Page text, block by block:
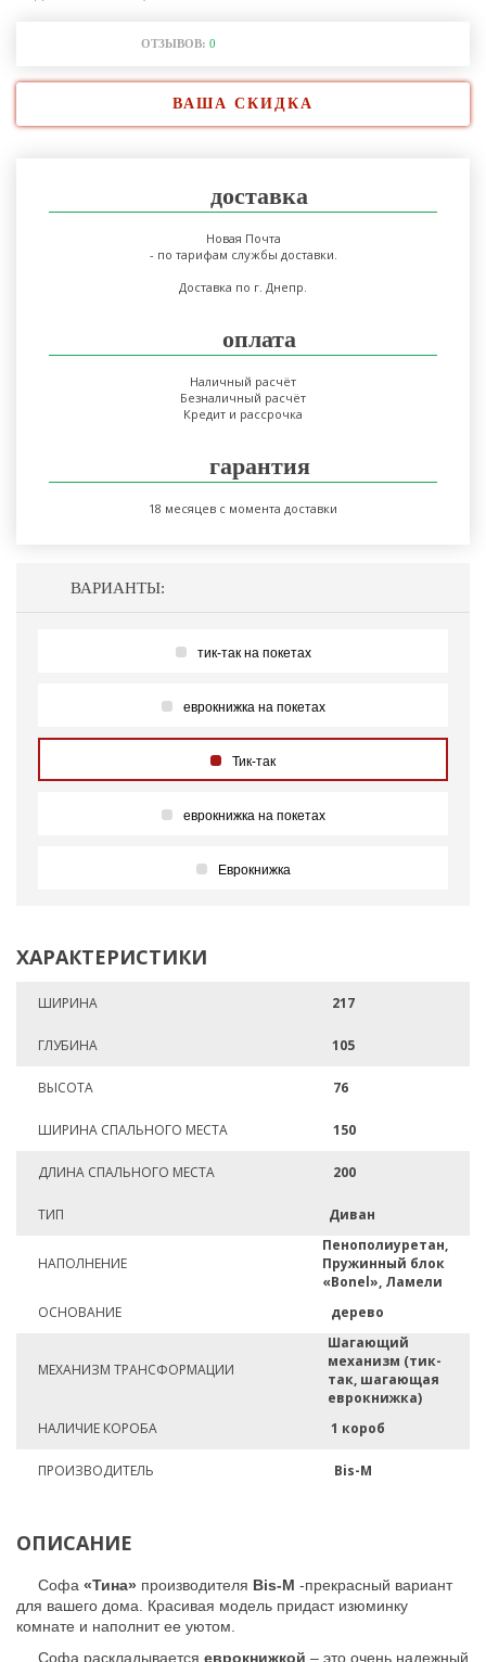
ОТЗЫВОВ: 0
ВАША СКИДКА
доставка
Новая Почта
- по тарифам службы доставки.
Доставка по г. Днепр.
оплата
Наличный расчёт
Безналичный расчёт
Кредит и рассрочка
гарантия
18 месяцев с момента доставки
ВАРИАНТЫ:
тик-так на покетах
еврокнижка на покетах
Тик-так
еврокнижка на покетах
Еврокнижка
ХАРАКТЕРИСТИКИ
ШИРИНА 217
ГЛУБИНА 105
ВЫСОТА 76
ШИРИНА СПАЛЬНОГО МЕСТА 150
ДЛИНА СПАЛЬНОГО МЕСТА 200
ТИП Диван
НАПОЛНЕНИЕ
Пенополиуретан,
Пружинный блок
«Bonel», Ламели
ОСНОВАНИЕ
дерево
МЕХАНИЗМ ТРАНСФОРМАЦИИ
Шагающий
механизм (тик-
так, шагающая
еврокнижка)
НАЛИЧИЕ КОРОБА
1 короб
ПРОИЗВОДИТЕЛЬ Bis-M
ОПИСАНИЕ
Софа «Тина» производителя Bis-M -прекрасный вариант
для вашего дома. Красивая модель придаст изюминку
комнате и наполнит ее уютом.
Софа раскладывается еврокнижкой – это очень надежный